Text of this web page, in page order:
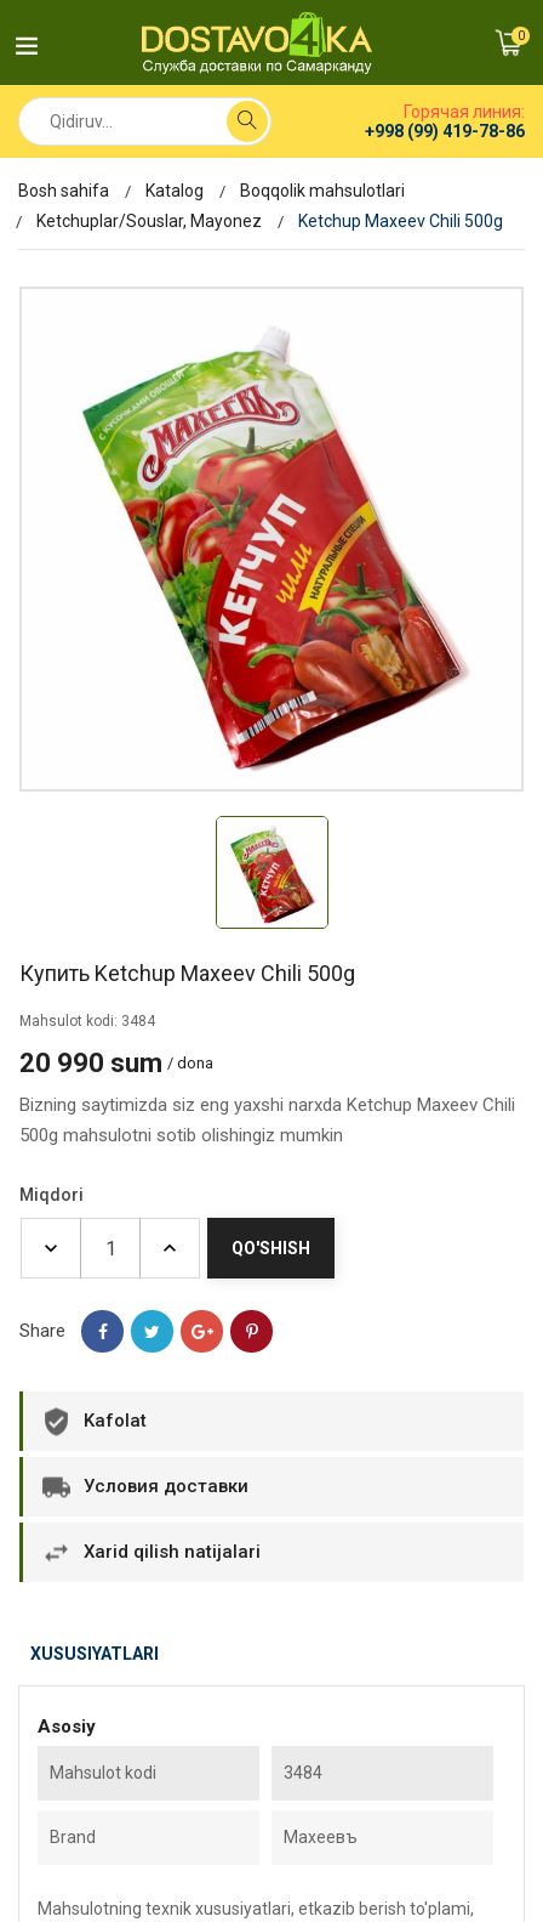
0
Горячая линия:
+998 (99) 419-78-86
Bosh sahifa Katalog
Boqqolik mahsulotlari
Ketchuplar/Souslar, Mayonez
Ketchup Maxeev Chili 500g
Купить Ketchup Maxeev Chili 500g
Mahsulot kodi: 3484
20 990 sum / dona
Bizning saytimizda siz eng yaxshi narxda Ketchup Maxeev Chili
500g mahsulotni sotib olishingiz mumkin
Miqdori
QO'SHISH
Share
Kafolat
Условия доставки
Xarid qilish natijalari
XUSUSIYATLARI
Asosiy
Mahsulot kodi 3484
Brand Махеевъ
Mahsulotning texnik xususiyatlari, etkazib berish to'plami,